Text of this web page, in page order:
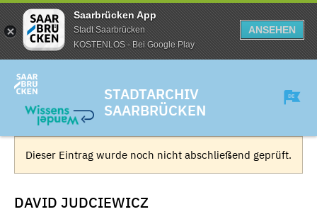
Saarbrücken App
Stadt Saarbrücken
KOSTENLOS - Bei Google Play
ANSEHEN
STADTARCHIV
SAARBRÜCKEN
Dieser Eintrag wurde noch nicht abschließend geprüft.
DAVID JUDCIEWICZ